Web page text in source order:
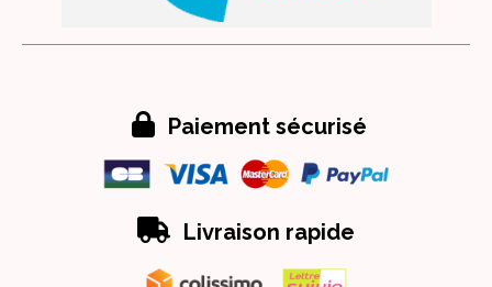
 Paiement sécurisé
 Livraison rapide